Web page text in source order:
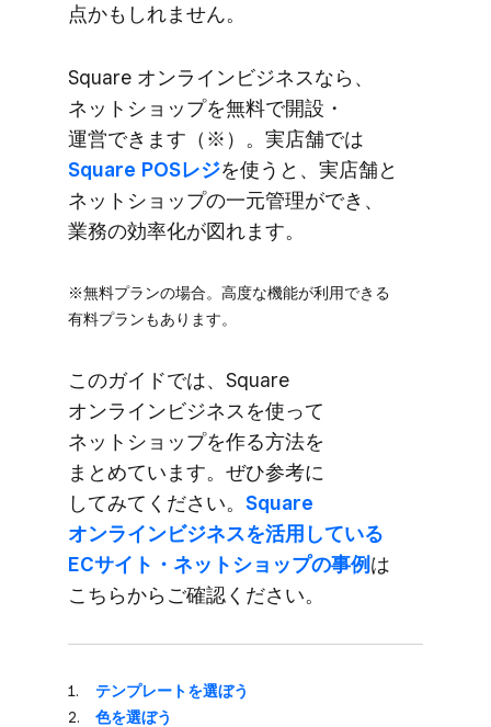
点かもしれません。
Square オンラインビジネスなら、​
ネットショップを​無料で​開設・
運営できます​（※）。​実店舗では
Square POSレジを​使うと、​実店舗と​
ネットショップの​一元​管理が​でき、​
業務の​効率化が​図れます。
※無料プランの​場合。​高度な​機能が​利用できる​
有料プランも​あります。
この​ガイドでは、​Square
オンラインビジネスを​使って​
ネットショップを​作る​方​法を​
まとめています。​ぜひ参考に​
してみてください。 ​Square
オンラインビジネスを​活用している​
ECサイト・ネットショップの​事例は​
こちらから​ご確認ください。
テンプレートを​選ぼう
色を​選ぼう